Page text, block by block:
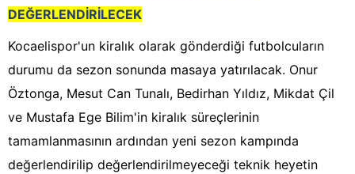
DEĞERLENDİRİLECEK
Kocaelispor'un kiralık olarak gönderdiği futbolcuların
durumu da sezon sonunda masaya yatırılacak. Onur
Öztonga, Mesut Can Tunalı, Bedirhan Yıldız, Mikdat Çil
ve Mustafa Ege Bilim'in kiralık süreçlerinin
tamamlanmasının ardından yeni sezon kampında
değerlendirilip değerlendirilmeyeceği teknik heyetin